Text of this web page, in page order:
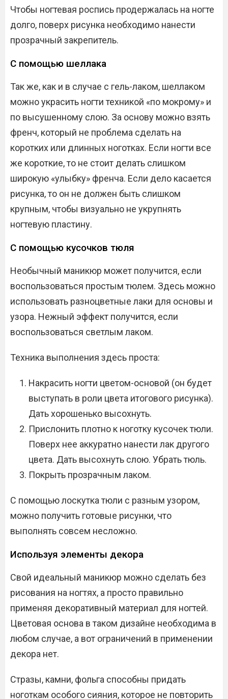
Чтобы ногтевая роспись продержалась на ногте
долго, поверх рисунка необходимо нанести
прозрачный закрепитель.
С помощью шеллака
Так же, как и в случае с гель-лаком, шеллаком
можно украсить ногти техникой «по мокрому» и
по высушенному слою. За основу можно взять
френч, который не проблема сделать на
коротких или длинных ноготках. Если ногти все
же короткие, то не стоит делать слишком
широкую «улыбку» френча. Если дело касается
рисунка, то он не должен быть слишком
крупным, чтобы визуально не укрупнять
ногтевую пластину.
С помощью кусочков тюля
Необычный маникюр может получится, если
воспользоваться простым тюлем. Здесь можно
использовать разноцветные лаки для основы и
узора. Нежный эффект получится, если
воспользоваться светлым лаком.
Техника выполнения здесь проста:
Накрасить ногти цветом-основой (он будет
выступать в роли цвета итогового рисунка).
Дать хорошенько высохнуть.
Прислонить плотно к ноготку кусочек тюли.
Поверх нее аккуратно нанести лак другого
цвета. Дать высохнуть слою. Убрать тюль.
Покрыть прозрачным лаком.
С помощью лоскутка тюли с разным узором,
можно получить готовые рисунки, что
выполнять совсем несложно.
Используя элементы декора
Свой идеальный маникюр можно сделать без
рисования на ногтях, а просто правильно
применяя декоративный материал для ногтей.
Цветовая основа в таком дизайне необходима в
любом случае, а вот ограничений в применении
декора нет.
Стразы, камни, фольга способны придать
ноготкам особого сияния, которое не повторить